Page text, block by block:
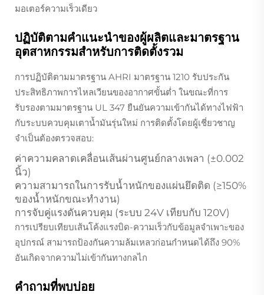
มอเตอร์ความเร็วเดียว
ปฏิบัติตามคำแนะนำของผู้ผลิตและมาตรฐาน
อุตสาหกรรมสำหรับการติดตั้งรวม
การปฏิบัติตามมาตรฐาน AHRI มาตรฐาน 1210 รับประกัน
ประสิทธิภาพการไหลเวียนของอากาศขั้นต่ำ ในขณะที่การ
รับรองตามมาตรฐาน UL 347 ยืนยันความเข้ากันได้ทางไฟฟ้า
กับระบบควบคุมเตาน้ำมันรุ่นใหม่ การติดตั้งโดยผู้เชี่ยวชาญ
จำเป็นต้องตรวจสอบ:
ค่าความคลาดเคลื่อนเส้นผ่านศูนย์กลางเพลา (±0.002
นิ้ว)
ความสามารถในการรับน้ำหนักของแผ่นยึดติด (≥150%
ของน้ำหนักขณะทำงาน)
การจับคู่แรงดันควบคุม (ระบบ 24V เทียบกับ 120V)
การเปรียบเทียบเส้นโค้งแรงบิด-ความเร็วกับข้อมูลจำเพาะของ
อุปกรณ์ สามารถป้องกันความล้มเหลวก่อนกำหนดได้ถึง 90%
อันเกิดจากความไม่เข้ากันทางกลไก
คำถามที่พบบ่อย